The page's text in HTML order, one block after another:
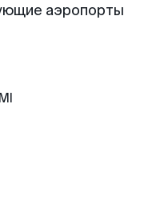
аэропорты